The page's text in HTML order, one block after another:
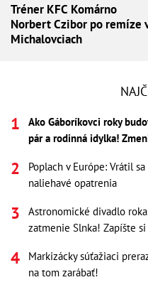
Tréner KFC Komárno
Norbert Czibor po remíze
Michalovciach
Ako Gáboríkovci roky
pár a rodinná idylka!
Poplach v Európe: Vrátil
naliehavé opatrenia
Astronomické divadlo
zatmenie Slnka! Zapíšte
Markizácky súťažiaci
na tom zarábať!